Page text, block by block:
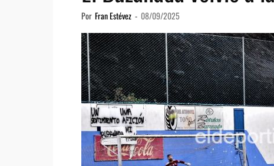
Por Fran Estévez - 08/09/2025